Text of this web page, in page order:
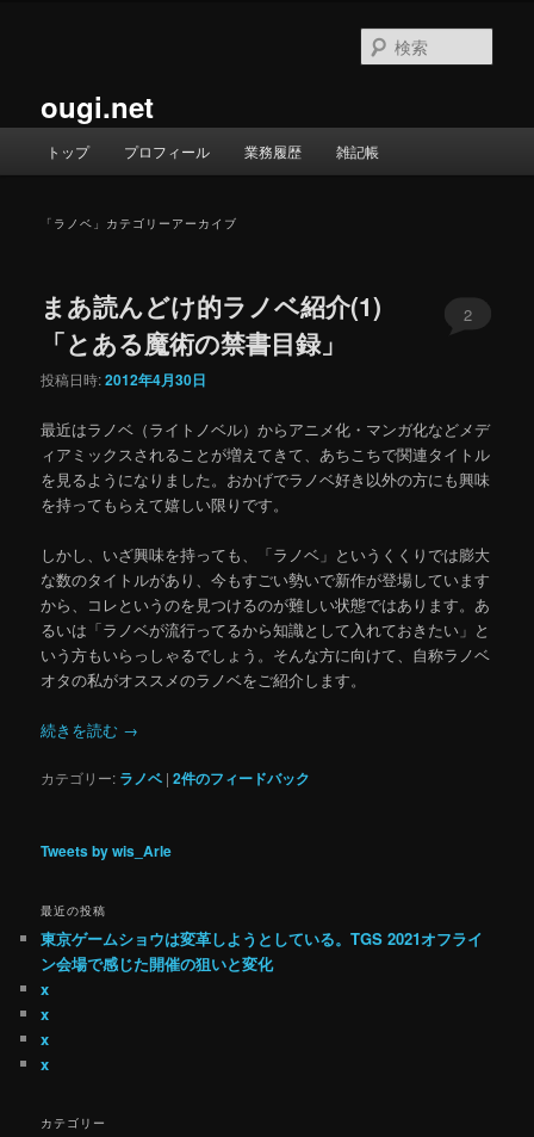
ougi.net
索
トップ プロフィール 業務履歴 雑記帳
「 ラノベ 」カテゴリーアーカイブ
まあ読んどけ的ラノベ紹介(1)
「とある魔術の禁書目録」
投稿日時:2012年4月30日
2
最近はラノベ（ライトノベル）からアニメ化・マンガ化などメデ
ィアミックスされることが増えてきて、あちこちで関連タイトル
を見るようになりました。おかげでラノベ好き以外の方にも興味
を持ってもらえて嬉しい限りです。
しかし、いざ興味を持っても、「ラノベ」というくくりでは膨大
な数のタイトルがあり、今もすごい勢いで新作が登場しています
から、コレというのを見つけるのが難しい状態ではあります。あ
るいは「ラノベが流行ってるから知識として入れておきたい」と
いう方もいらっしゃるでしょう。そんな方に向けて、自称ラノベ
オタの私がオススメのラノベをご紹介します。
続きを読む →
カテゴリー: ラノベ |2件のフィードバック
Tweets by wis_Arle
最近の投稿
東京ゲームショウは変革しようとしている。TGS 2021オフライ
ン会場で感じた開催の狙いと変化
x
x
x
x
カテゴリー